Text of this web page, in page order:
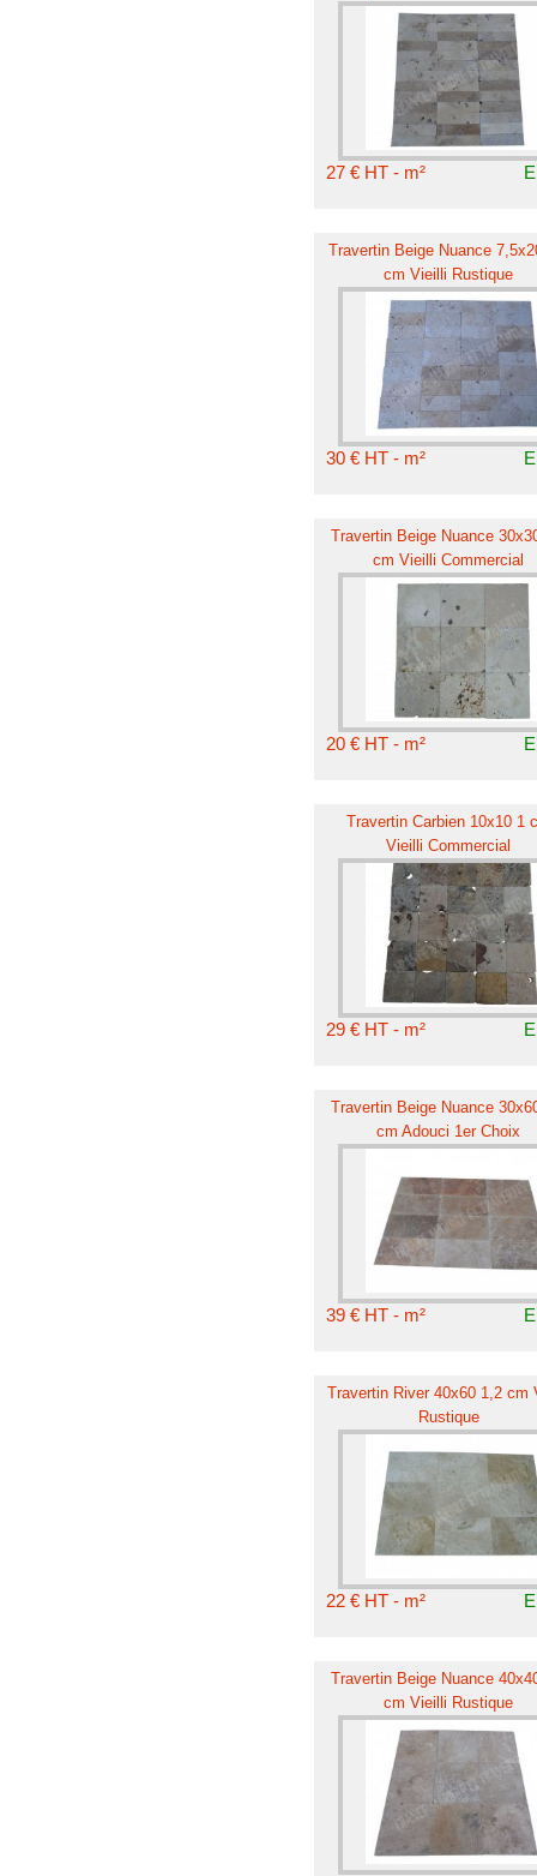
27 € HT - m²
Travertin Beige Nuance
cm Vieilli Rustique
30 € HT - m²
Travertin Beige Nuance
cm Vieilli Commercial
20 € HT - m²
Travertin Carbien 10x10 1
Vieilli Commercial
29 € HT - m²
Travertin Beige Nuance
cm Adouci 1er Choix
39 € HT - m²
Travertin River 40x60 1,2 cm
Rustique
22 € HT - m²
Travertin Beige Nuance
cm Vieilli Rustique